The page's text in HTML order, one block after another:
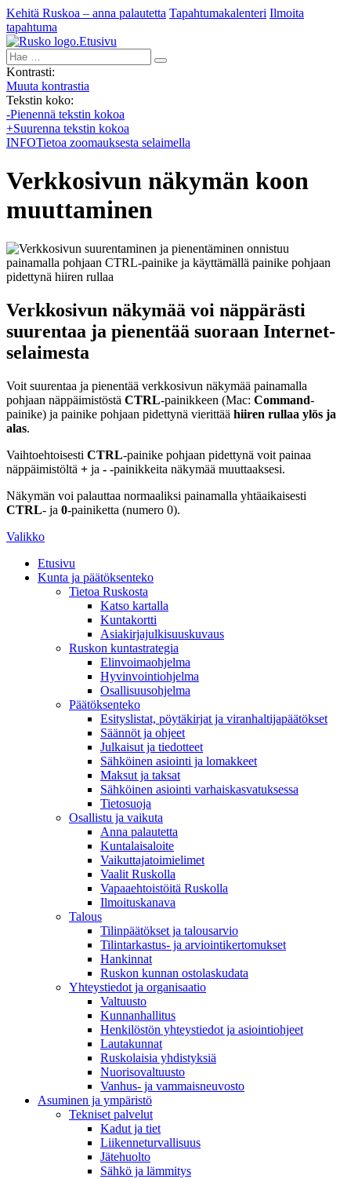
Kehitä Ruskoa – anna palautetta Tapahtumakalenteri Ilmoita
tapahtuma
Etusivu
Hae:
Kontrasti:
Muuta kontrastia
Tekstin koko:
-Pienennä tekstin kokoa
+Suurenna tekstin kokoa
INFOTietoa zoomauksesta selaimella
Verkkosivun näkymän koon
muuttaminen
Verkkosivun näkymää voi näppärästi
suurentaa ja pienentää suoraan Internet-
selaimesta
Voit suurentaa ja pienentää verkkosivun näkymää painamalla
pohjaan näppäimistöstä CTRL-painikkeen (Mac: Command-
painike) ja painike pohjaan pidettynä vierittää hiiren rullaa ylös ja
alas.
Vaihtoehtoisesti CTRL-painike pohjaan pidettynä voit painaa
näppäimistöltä + ja - -painikkeita näkymää muuttaaksesi.
Näkymän voi palauttaa normaaliksi painamalla yhtäaikaisesti
CTRL- ja 0-painiketta (numero 0).
Valikko
Etusivu
Kunta ja päätöksenteko
Tietoa Ruskosta
Katso kartalla
Kuntakortti
Asiakirjajulkisuuskuvaus
Ruskon kuntastrategia
Elinvoimaohjelma
Hyvinvointiohjelma
Osallisuusohjelma
Päätöksenteko
Esityslistat, pöytäkirjat ja viranhaltijapäätökset
Säännöt ja ohjeet
Julkaisut ja tiedotteet
Sähköinen asiointi ja lomakkeet
Maksut ja taksat
Sähköinen asiointi varhaiskasvatuksessa
Tietosuoja
Osallistu ja vaikuta
Anna palautetta
Kuntalaisaloite
Vaikuttajatoimielimet
Vaalit Ruskolla
Vapaaehtoistöitä Ruskolla
Ilmoituskanava
Talous
Tilinpäätökset ja talousarvio
Tilintarkastus- ja arviointikertomukset
Hankinnat
Ruskon kunnan ostolaskudata
Yhteystiedot ja organisaatio
Valtuusto
Kunnanhallitus
Henkilöstön yhteystiedot ja asiointiohjeet
Lautakunnat
Ruskolaisia yhdistyksiä
Nuorisovaltuusto
Vanhus- ja vammaisneuvosto
Asuminen ja ympäristö
Tekniset palvelut
Kadut ja tiet
Liikenneturvallisuus
Jätehuolto
Sähkö ja lämmitys